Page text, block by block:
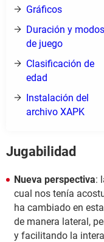
Gráficos
Duración y modos
de juego
Clasificación de
edad
Instalación del
archivo XAPK
Jugabilidad
Nueva perspectiva:
cual nos tenía
ha cambiado en
de manera lateral,
y facilitando la